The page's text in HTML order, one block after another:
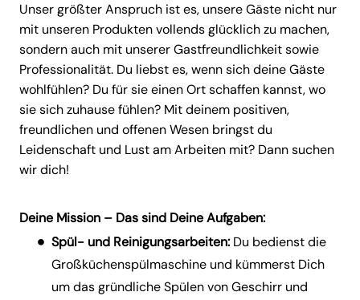
Unser größter Anspruch ist es, unsere Gäste nicht nur
mit unseren Produkten vollends glücklich zu machen,
sondern auch mit unserer Gastfreundlichkeit sowie
Professionalität. Du liebst es, wenn sich deine Gäste
wohlfühlen? Du für sie einen Ort schaffen kannst, wo
sie sich zuhause fühlen? Mit deinem positiven,
freundlichen und offenen Wesen bringst du
Leidenschaft und Lust am Arbeiten mit? Dann suchen
wir dich!
Deine Mission – Das sind Deine Aufgaben:
Spül- und Reinigungsarbeiten: Du bedienst die
Großküchenspülmaschine und kümmerst Dich
um das gründliche Spülen von Geschirr und